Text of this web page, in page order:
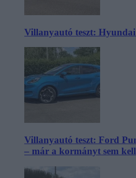
Villanyautó teszt:
Villanyautó teszt: Ford
– már a kormányt sem